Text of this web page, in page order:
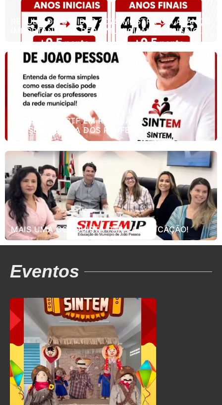
RESULTADO DO IDEB 2025 MOSTRA UM AVANÇO
IMPORTANTE DA REDE MUNICIPAL DE ENSINO
DE JOÃO PESSOA.
DECISÃO DO STF EM RELAÇÃO A
APOSENTADORIA DOS PROFESSORES.
MAIS UMA CONQUISTA PARA A EDUCAÇÃO!
Eventos